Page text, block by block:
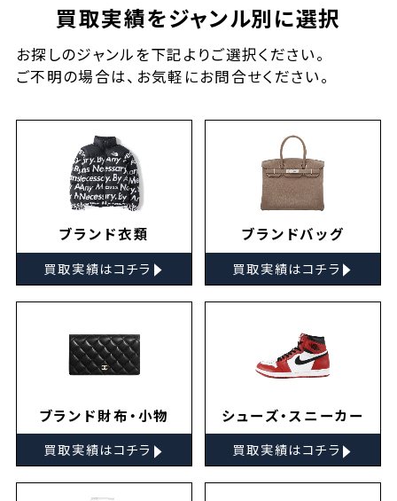
買取実績をジャンル別に選択
お探しのジャンルを下記よりご選択ください。
ご不明の場合は、お気軽にお問合せください。
ブランド衣類
買取実績はコチラ ▸
ブランドバッグ
買取実績はコチラ ▸
ブランド財布・小物
買取実績はコチラ ▸
シューズ・スニーカー
買取実績はコチラ ▸